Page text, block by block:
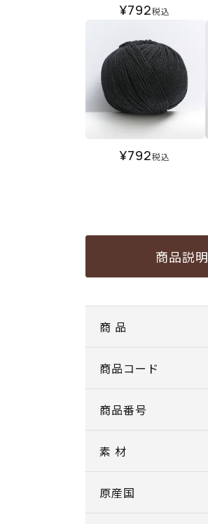
¥792税込
¥792税込
商品説明
商 品
商品コード
商品番号
素 材
原産国